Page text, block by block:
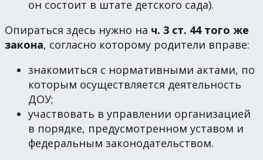
он состоит в штате детского сада).
Опираться здесь нужно на ч. 3 ст. 44 того же
закона, согласно которому родители вправе:
знакомиться с нормативными актами, по
которым осуществляется деятельность
ДОУ;
участвовать в управлении организацией
в порядке, предусмотренном уставом и
федеральным законодательством.